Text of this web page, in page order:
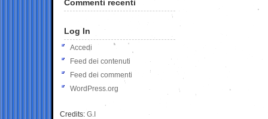
Commenti recenti
Log In
Accedi
Feed dei contenuti
Feed dei commenti
WordPress.org
Credits: G.I